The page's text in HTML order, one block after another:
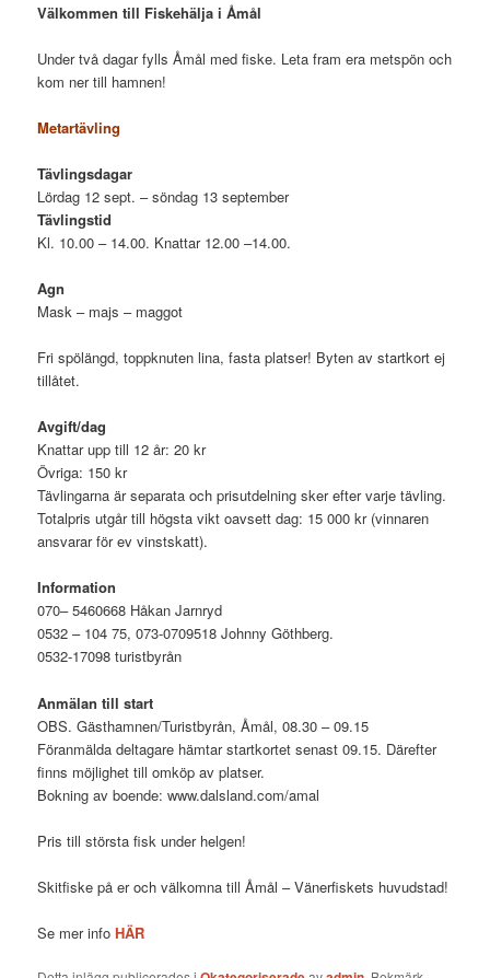
Välkommen till Fiskehälja i Åmål
Under två dagar fylls Åmål med fiske. Leta fram era metspön och
kom ner till hamnen!
Metartävling
Tävlingsdagar
Lördag 12 sept. – söndag 13 september
Tävlingstid
Kl. 10.00 – 14.00. Knattar 12.00 –14.00.
Agn
Mask – majs – maggot
Fri spölängd, toppknuten lina, fasta platser! Byten av startkort ej
tillåtet.
Avgift/dag
Knattar upp till 12 år: 20 kr
Övriga: 150 kr
Tävlingarna är separata och prisutdelning sker efter varje tävling.
Totalpris utgår till högsta vikt oavsett dag: 15 000 kr (vinnaren
ansvarar för ev vinstskatt).
Information
070– 5460668 Håkan Jarnryd
0532 – 104 75, 073-0709518 Johnny Göthberg.
0532-17098 turistbyrån
Anmälan till start
OBS. Gästhamnen/Turistbyrån, Åmål, 08.30 – 09.15
Föranmälda deltagare hämtar startkortet senast 09.15. Därefter
finns möjlighet till omköp av platser.
Bokning av boende: www.dalsland.com/amal
Pris till största fisk under helgen!
Skitfiske på er och välkomna till Åmål – Vänerfiskets huvudstad!
Se mer infoHÄR